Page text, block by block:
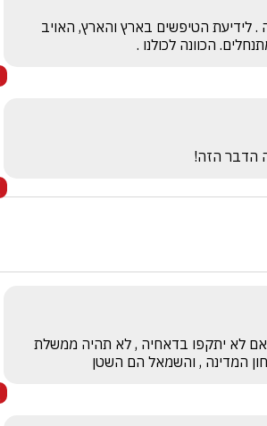
הכוונה לכולנו .
הדבר הזה!
המדינה , והשמאל הם השטן